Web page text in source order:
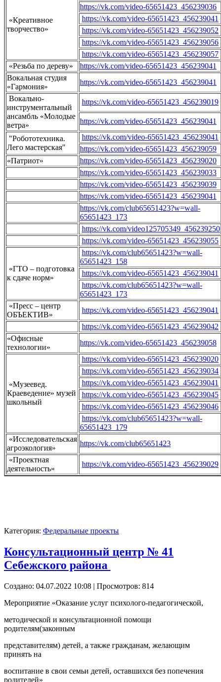
«Креативное
творчество»
https://vk.com/video-65651423_456239036
https://vk.com/video-65651423_456239041
https://vk.com/video-65651423_456239052
https://vk.com/video-65651423_456239056
https://vk.com/video-65651423_456239057
«Резьба по дереву»
https://vk.com/video-65651423_456239041
Вокальная студия
«Гармония»
https://vk.com/video-65651423_456239041
Вокально-
инструментальный
ансамбль «Молодые
ветра»
https://vk.com/video-65651423_456239019
https://vk.com/video-65651423_456239041
"Робототехника.
Лего мастерская"
https://vk.com/video-65651423_456239041
https://vk.com/video-65651423_456239059
«Патриот»
https://vk.com/video-65651423_456239020
https://vk.com/video-65651423_456239033
https://vk.com/video-65651423_456239039
https://vk.com/video-65651423_456239041
https://vk.com/club65651423?w=wall-
65651423_173
https://vk.com/video125705349_456239250
https://vk.com/video-65651423_456239055
«ГТО – подготовка
к сдаче норм»
https://vk.com/club65651423?w=wall-
65651423_158
https://vk.com/video-65651423_456239041
https://vk.com/club65651423?w=wall-
65651423_173
«Пресс – центр
ОБЪЕКТИВ»
https://vk.com/video-65651423_456239041
https://vk.com/video-65651423_456239042
«Офисные
технологии»
https://vk.com/video-65651423_456239058
«Музеевед.
Краеведение» музей
школьный
https://vk.com/video-65651423_456239020
https://vk.com/video-65651423_456239034
https://vk.com/video-65651423_456239041
https://vk.com/video-65651423_456239045
https://vk.com/video-65651423_456239046
https://vk.com/club65651423?w=wall-
65651423_179
«Исследовательская
агроэкология»
https://vk.com/club65651423
«Проектная
деятельность»
https://vk.com/video-65651423_456239029
Категория: Федеральные проекты
Консультационный центр № 41
Себежского района
Создано: 04.07.2022 10:08 | Просмотров: 814
Мероприятие «Оказание услуг психолого-педагогической,
методической и консультационной помощи
родителям(законным
представителям) детей, а также гражданам, желающим
принять на
воспитание в свои семьи детей, оставшихся без попечения
родителей»